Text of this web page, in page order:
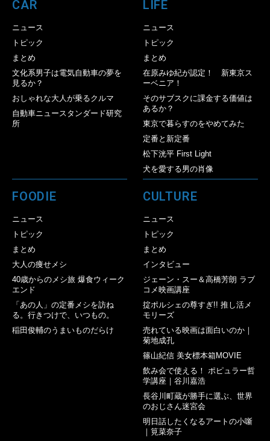
CAR
ニュース
トピック
まとめ
文化系男子は電気自動車の夢を
見るか？
おしゃれな大人が乗るクルマ
自動車ニュースタンダード研究
所
LIFE
ニュース
トピック
まとめ
在原みゆ紀が認定！ 新東京ス
ーベニア！
そのサブスクに課金する価値は
あるか？
東京で暮らすのをやめてみた
定番と新定番
松下洸平 First Light
犬を愛する男の肖像
FOODIE
ニュース
トピック
まとめ
大人の痩せメシ
40歳からのメシ旅 爆食ウィーク
エンド
「あの人」の定番メシを訪ね
る。行きつけで、いつもの。
稲田俊輔のうまいものだらけ
CULTURE
ニュース
トピック
まとめ
インタビュー
ジェーン・スー＆高橋芳朗 ラブ
コメ映画講座
掟ポルシェの尊すぎ!! 推し活メ
モリーズ
売れている映画は面白いのか｜
菊地成孔
篠山紀信 美女標本箱MOVIE
飲み会で使える！ ポピュラー哲
学講座｜谷川嘉浩
長谷川町蔵が勝手に選ぶ、世界
のおじさん迷宮会
明日話したくなるアートの小噺
｜筧菜奈子